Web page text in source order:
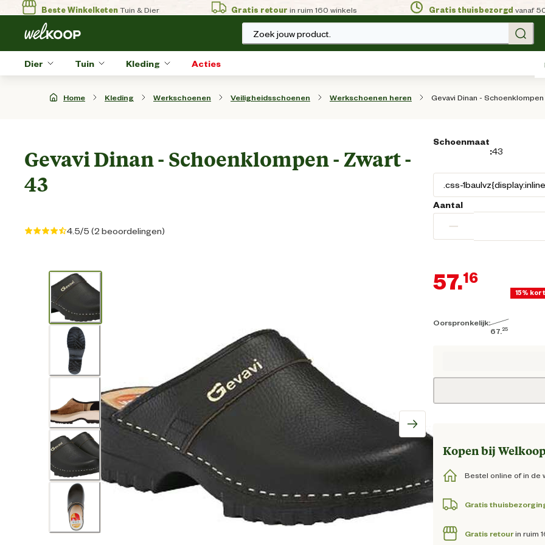
Beste WinkelketenTuin & Dier Gratis retour in ruim 160 winkels Gratis thuisbezorgd vanaf
Zoek jouw product.
Dier Tuin Kleding Acties
Home Kleding Werkschoenen Veiligheidsschoenen Werkschoenen heren Gevavi Dinan -
Gevavi Dinan - Schoenklompen - Zwart -
43
4.5/5 (2 beoordelingen)
Schoenmaat
:43
Aantal
−
Oorspronkelijk:
67.25
57.16
15%
Kopen bij
Bestel online of in de
Gratis
Gratis retourin ruim